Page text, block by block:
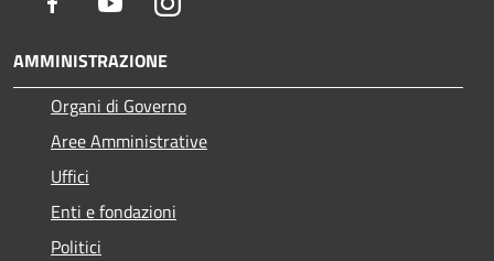
AMMINISTRAZIONE
Organi di Governo
Aree Amministrative
Uffici
Enti e fondazioni
Politici